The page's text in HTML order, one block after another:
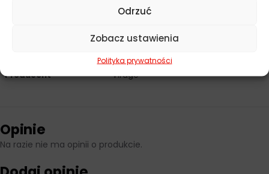
Odrzuć
Zobacz ustawienia
Polityka prywatności
Parametry techniczne
Producent Virage
Opinie
Na razie nie ma opinii o produkcie.